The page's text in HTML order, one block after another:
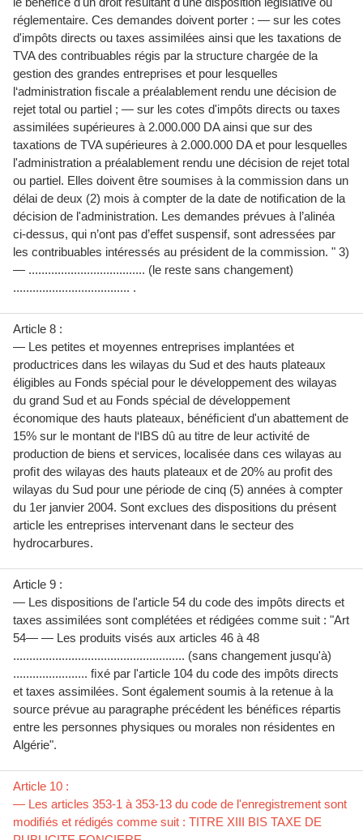
réglementaire. Ces demandes doivent porter : — sur les cotes
d'impôts directs ou taxes assimilées ainsi que les taxations de
TVA des contribuables régis par la structure chargée de la
gestion des grandes entreprises et pour lesquelles
l‘administration ﬁscale a préalablement rendu une décision de
rejet total ou partiel ; — sur les cotes d'impôts directs ou taxes
assimilées supérieures à 2.000.000 DA ainsi que sur des
taxations de TVA supérieures à 2.000.000 DA et pour lesquelles
l'administration a préalablement rendu une décision de rejet total
ou partiel. Elles doivent être soumises à la commission dans un
délai de deux (2) mois à compter de la date de notiﬁcation de la
décision de l'administration. Les demandes prévues à l’alinéa
ci-dessus, qui n’ont pas d’effet suspensif, sont adressées par
les contribuables intéressés au président de la commission. " 3)
— .................................... (le reste sans changement)
.................................... .
Article 8 :
— Les petites et moyennes entreprises implantées et
productrices dans les wilayas du Sud et des hauts plateaux
éligibles au Fonds spécial pour le développement des wilayas
du grand Sud et au Fonds spécial de développement
économique des hauts plateaux, bénéﬁcient d'un abattement de
15% sur le montant de l‘IBS dû au titre de leur activité de
production de biens et services, localisée dans ces wilayas au
proﬁt des wilayas des hauts plateaux et de 20% au proﬁt des
wilayas du Sud pour une période de cinq (5) années à compter
du 1er janvier 2004. Sont exclues des dispositions du présent
article les entreprises intervenant dans le secteur des
hydrocarbures.
Article 9 :
— Les dispositions de l'article 54 du code des impôts directs et
taxes assimilées sont complétées et rédigées comme suit : "Art
54— — Les produits visés aux articles 46 à 48
..................................................... (sans changement jusqu'à)
....................... ﬁxé par l'article 104 du code des impôts directs
et taxes assimilées. Sont également soumis à la retenue à la
source prévue au paragraphe précédent les bénéﬁces répartis
entre les personnes physiques ou morales non résidentes en
Algérie".
Article 10 :
— Les articles 353-1 à 353-13 du code de l'enregistrement sont
modiﬁés et rédigés comme suit : TITRE XIII BIS TAXE DE